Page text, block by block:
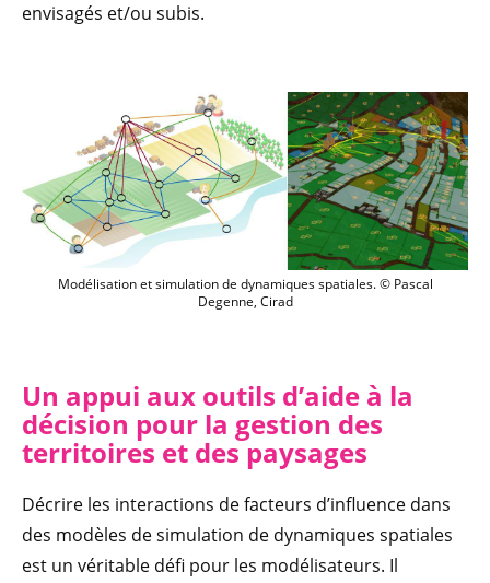
envisagés et/ou subis.
Modélisation et simulation de
Modélisation et simulation de dynamiques spatiales. © Pascal
Degenne, Cirad
Un appui aux outils d’aide à la
décision pour la gestion des
territoires et des paysages
Décrire les interactions de facteurs d’influence dans
des modèles de simulation de dynamiques spatiales
est un véritable défi pour les modélisateurs. Il